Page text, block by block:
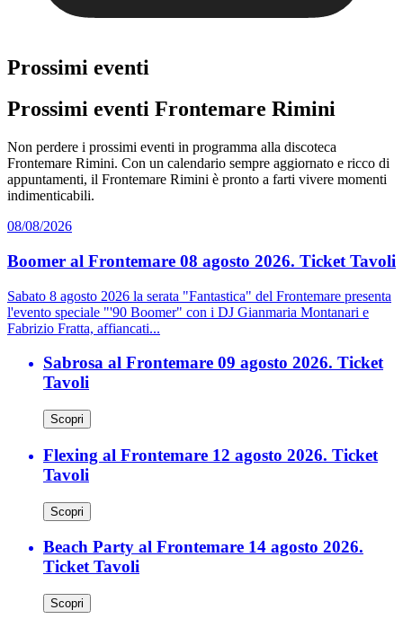
Prossimi eventi
Prossimi eventi Frontemare Rimini
Non perdere i prossimi eventi in programma alla discoteca
Frontemare Rimini. Con un calendario sempre aggiornato e ricco di
appuntamenti, il Frontemare Rimini è pronto a farti vivere momenti
indimenticabili.
08/08/2026
Boomer al Frontemare 08 agosto 2026. Ticket Tavoli
Sabato 8 agosto 2026 la serata "Fantastica" del Frontemare presenta
l'evento speciale "'90 Boomer" con i DJ Gianmaria Montanari e
Fabrizio Fratta, affiancati...
Sabrosa al Frontemare 09 agosto 2026. Ticket
Tavoli
Scopri
Flexing al Frontemare 12 agosto 2026. Ticket
Tavoli
Scopri
Beach Party al Frontemare 14 agosto 2026.
Ticket Tavoli
Scopri